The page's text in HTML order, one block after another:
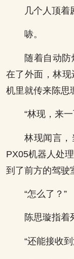
几个人顶着
哧。
随着自动
在了外面，林
机里就传来陈思
“林现，来
林现闻言，
PX05机器人处
到了前方的驾驶
“怎么了？”
陈思璇指着
“还能接收